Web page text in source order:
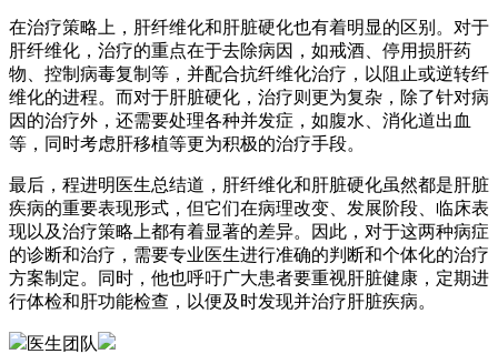
在治疗策略上，肝纤维化和肝脏硬化也有着明显的区别。对于
肝纤维化，治疗的重点在于去除病因，如戒酒、停用损肝药
物、控制病毒复制等，并配合抗纤维化治疗，以阻止或逆转纤
维化的进程。而对于肝脏硬化，治疗则更为复杂，除了针对病
因的治疗外，还需要处理各种并发症，如腹水、消化道出血
等，同时考虑肝移植等更为积极的治疗手段。
最后，程进明医生总结道，肝纤维化和肝脏硬化虽然都是肝脏
疾病的重要表现形式，但它们在病理改变、发展阶段、临床表
现以及治疗策略上都有着显著的差异。因此，对于这两种病症
的诊断和治疗，需要专业医生进行准确的判断和个体化的治疗
方案制定。同时，他也呼吁广大患者要重视肝脏健康，定期进
行体检和肝功能检查，以便及时发现并治疗肝脏疾病。
医生团队